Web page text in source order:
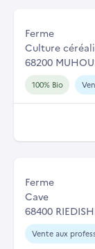
Ferme
Culture
68200
100% Bio
Ferme
Cave
68400
Vente aux